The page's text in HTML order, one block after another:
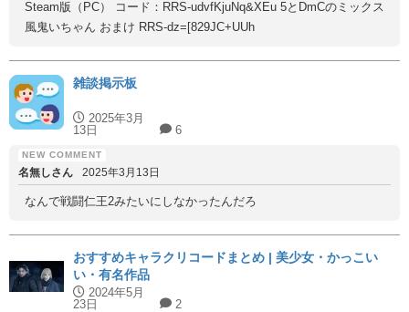
Steam版（PC） コード：RRS-udvfKjuNq&XEu 5とDmCのミックス
風鬼いちゃん おまけ RRS-dz=[829JC+UUh
雑談掲示板
2025年3月
13日
6
名無しさん 2025年3月13日
なんで戦闘仁王2みたいにしなかったんだろ
おすすめキャラクリコードまとめ | 美少女・かっこい
い・有名作品
2024年5月
23日
2